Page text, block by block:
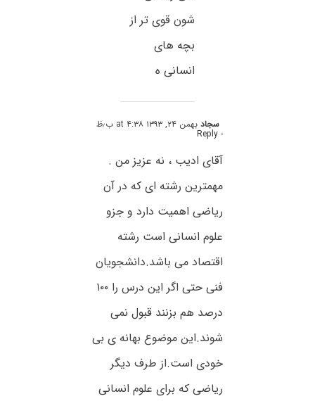
شون قوی تر از
بچه های
انسانی ه
سجادبهمن ۲۴, ۱۳۹۳ at ۴:۳۸ ب٫ظ
- Reply
آقای ادیب ، نه عزیز من .
مهمترین رشته ای که در آن
ریاضی اهمیت دارد و جزو
علوم انسانی است رشته
اقتصاد می باشد.دانشجویان
فنی حتی اگر این درس را ۱۰۰
درصد هم بزنند قبول نمی
شوند.این موضوع بهانه ی بی
خودی است.از طرف دیگر
ریاضی که برای علوم انسانی